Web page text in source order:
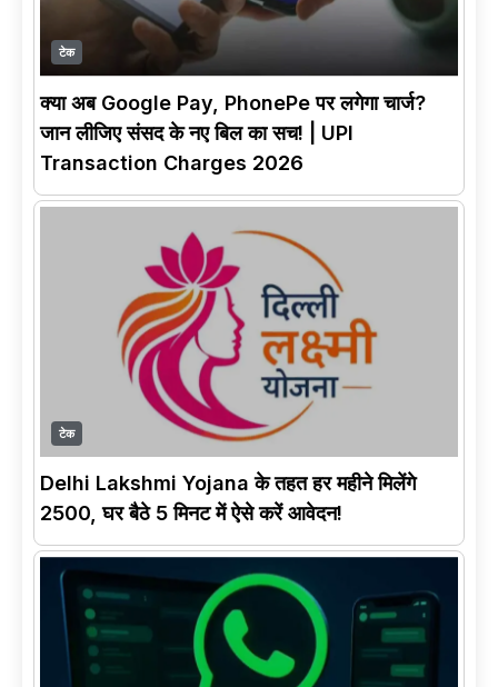
टेक
क्या अब Google Pay, PhonePe पर लगेगा चार्ज?
जान लीजिए संसद के नए बिल का सच! | UPI
Transaction Charges 2026
टेक
Delhi Lakshmi Yojana के तहत हर महीने मिलेंगे
2500, घर बैठे 5 मिनट में ऐसे करें आवेदन!